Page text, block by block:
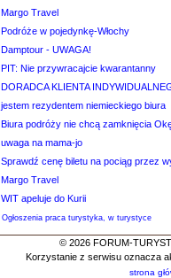
Margo Travel
Podróże w pojedynkę-Włochy
Damptour - UWAGA!
PIT: Nie przywracajcie kwarantanny
DORADCA KLIENTA
jestem rezydentem niemieckiego biura
Biura podróży nie chcą zamknięcia
uwaga na mama-jo
Sprawdź cenę biletu na pociąg przez
Margo Travel
WIT apeluje do Kurii
Ogłoszenia praca turystyka, w turystyce
© 2026 FORUM-
Korzystanie z serwisu oznacza
strona